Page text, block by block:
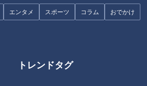
エンタメ スポーツ コラム おでかけ
トレンドタグ
トレ
善！名医が教える「1分ほぐし」